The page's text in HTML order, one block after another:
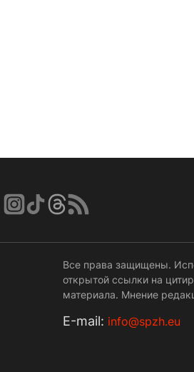
Все права защищены.
открытой ссылки на
материала. Мнение
Е-mail: info@spzh.eu